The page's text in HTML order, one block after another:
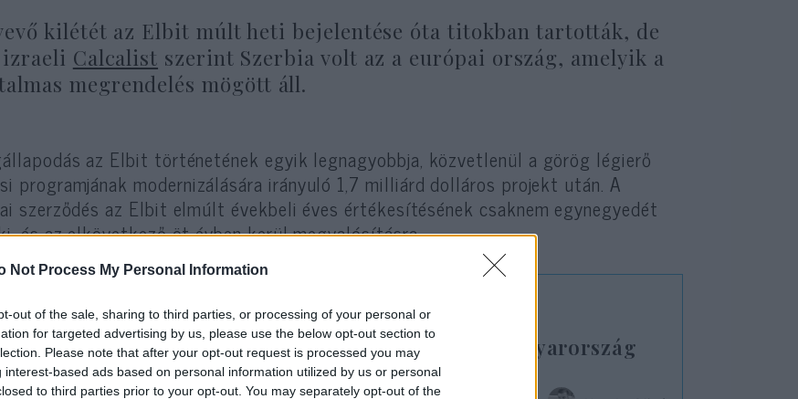
Not Process My Personal Information
out of the sale, sharing to third parties, or processing of your personal or
for targeted advertising by us, please use the below opt-out section to
Please note that after your opt-out request is processed you may
interest-based ads based on personal information utilized by us or personal
to third parties prior to your opt-out. You may separately opt-out of the
kilétét az Elbit múlt heti bejelentése óta titokban tartották, de
izraeli Calcalist szerint Szerbia volt az a európai ország, amelyik a
megrendelés mögött áll.
az Elbit történetének egyik legnagyobbja, közvetlenül a görög légierő
programjának modernizálására irányuló 1,7 milliárd dolláros projekt után. A
szerződés az Elbit elmúlt évekbeli éves értékesítésének csaknem egynegyedét
és az elkövetkező öt évben kerül megvalósításra.
AMRAAM-rakétákat kap Izrael és Magyarország